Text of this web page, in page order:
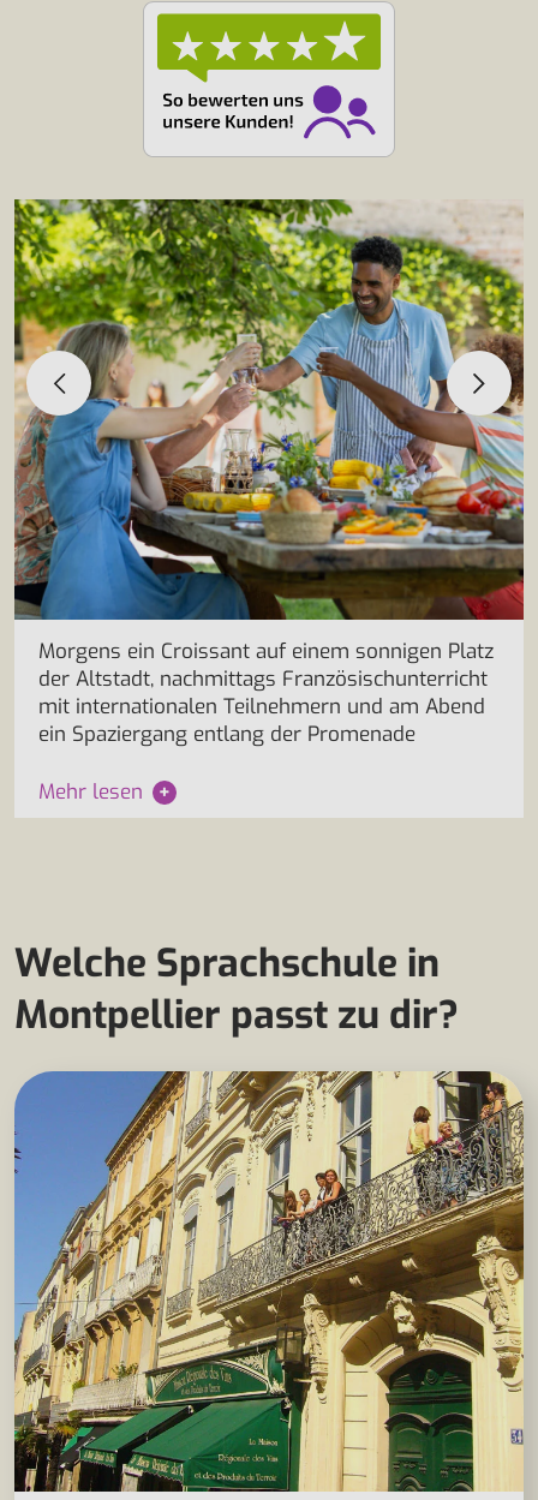
Morgens ein Croissant auf einem sonnigen Platz
der Altstadt, nachmittags Französischunterricht
mit internationalen Teilnehmern und am Abend
ein Spaziergang entlang der Promenade
Mehr lesen +
Welche Sprachschule in
Montpellier passt zu dir?